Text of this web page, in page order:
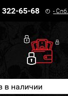
322-65-68 -